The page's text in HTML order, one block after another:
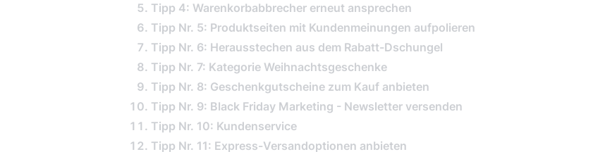
Tipp 4: Warenkorbabbrecher erneut ansprechen
Tipp Nr. 5: Produktseiten mit Kundenmeinungen aufpolieren
Tipp Nr. 6: Herausstechen aus dem Rabatt-Dschungel
Tipp Nr. 7: Kategorie Weihnachtsgeschenke
Tipp Nr. 8: Geschenkgutscheine zum Kauf anbieten
Tipp Nr. 9: Black Friday Marketing - Newsletter versenden
Tipp Nr. 10: Kundenservice
Tipp Nr. 11: Express-Versandoptionen anbieten